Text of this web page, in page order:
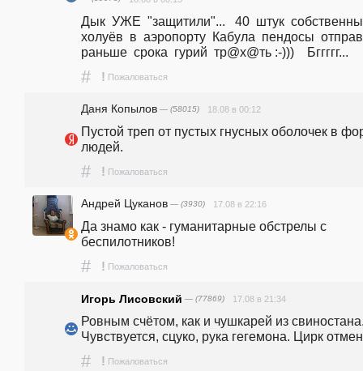
Дык  УЖЕ  "защитили"...   40  штук
холуёв  в  аэропорту  Кабула  пендосы
раньше  срока  гурий  тp@x@ть :-)))    Бггггг...
# ! Пожаловаться
Даня Копылов — (58015) 18.08 в 00:12
Пустой треп от пустых гнусных оболочек в
людей.
# ! Пожаловаться
Андрей Цуканов — (3930) 17.08 в 22:16
Да знамо как - гуманитарные обстрелы с
беспилотников!
# ! Пожаловаться
Игорь Лисовский — (77869) 17.08 в 21:34
Ровным счётом, как и чушкарей из
Чувствуется, сцуко, рука гегемона. Цирк
# ! Пожаловаться